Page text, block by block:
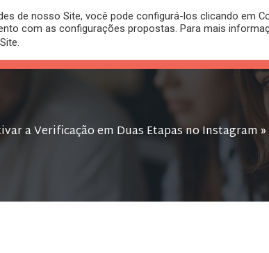
HOME O PLANO REGISTRO
a Verificação em Duas Etapas no Instagram »
de nosso Site, você pode configurá-los clicando em
com as configurações propostas. Para mais